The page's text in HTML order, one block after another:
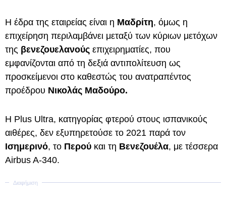
Η έδρα της εταιρείας είναι η Μαδρίτη, όμως η
επιχείρηση περιλαμβάνει μεταξύ των κύριων μετόχων
της βενεζουελανούς επιχειρηματίες, που
εμφανίζονται από τη δεξιά αντιπολίτευση ως
προσκείμενοι στο καθεστώς του ανατραπέντος
προέδρου Νικολάς Μαδούρο.
Η Plus Ultra, κατηγορίας φτερού στους ισπανικούς
αιθέρες, δεν εξυπηρετούσε το 2021 παρά τον
Ισημερινό, το Περού και τη Βενεζουέλα, με τέσσερα
Airbus A-340.